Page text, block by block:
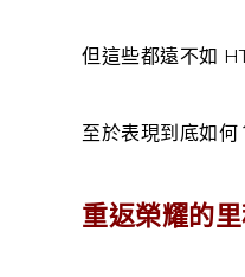
但這些都遠不如
至於表現到底如何
重返榮耀的